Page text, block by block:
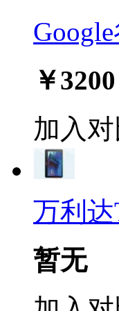
￥3200
加入
万利达
暂无